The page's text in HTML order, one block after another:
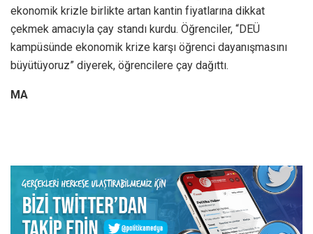
ekonomik krizle birlikte artan kantin fiyatlarına dikkat
çekmek amacıyla çay standı kurdu. Öğrenciler, “DEÜ
kampüsünde ekonomik krize karşı öğrenci dayanışmasını
büyütüyoruz” diyerek, öğrencilere çay dağıttı.
MA